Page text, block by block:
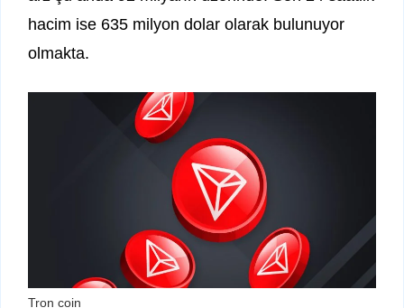
hacim ise 635 milyon dolar olarak bulunuyor
olmakta.
Tron coin